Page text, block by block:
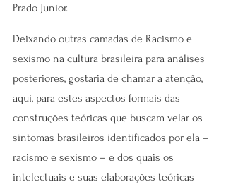
Prado Junior.
Deixando outras camadas de Racismo e
sexismo na cultura brasileira para análises
posteriores, gostaria de chamar a atenção,
aqui, para estes aspectos formais das
construções teóricas que buscam velar os
sintomas brasileiros identificados por ela –
racismo e sexismo – e dos quais os
intelectuais e suas elaborações teóricas